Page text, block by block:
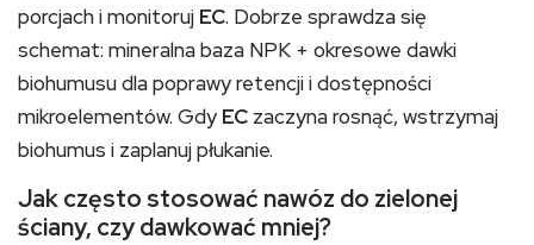
porcjach i monitoruj EC. Dobrze sprawdza się
schemat: mineralna baza NPK + okresowe dawki
biohumusu dla poprawy retencji i dostępności
mikroelementów. Gdy EC zaczyna rosnąć, wstrzymaj
biohumus i zaplanuj płukanie.
Jak często stosować nawóz do zielonej
ściany, czy dawkować mniej?